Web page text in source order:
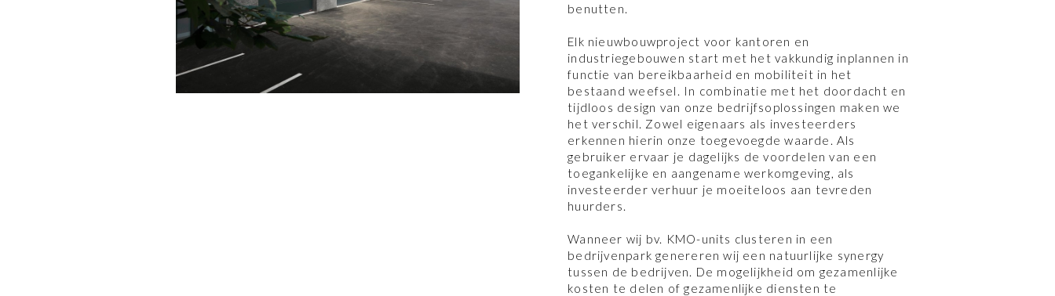
benutten.
Elk nieuwbouwproject voor kantoren en
industriegebouwen start met het vakkundig inplannen in
functie van bereikbaarheid en mobiliteit in het
bestaand weefsel. In combinatie met het doordacht en
tijdloos design van onze bedrijfsoplossingen maken we
het verschil. Zowel eigenaars als investeerders
erkennen hierin onze toegevoegde waarde. Als
gebruiker ervaar je dagelijks de voordelen van een
toegankelijke en aangename werkomgeving, als
investeerder verhuur je moeiteloos aan tevreden
huurders.
Wanneer wij bv. KMO-units clusteren in een
bedrijvenpark genereren wij een natuurlijke synergy
tussen de bedrijven. De mogelijkheid om gezamenlijke
kosten te delen of gezamenlijke diensten te